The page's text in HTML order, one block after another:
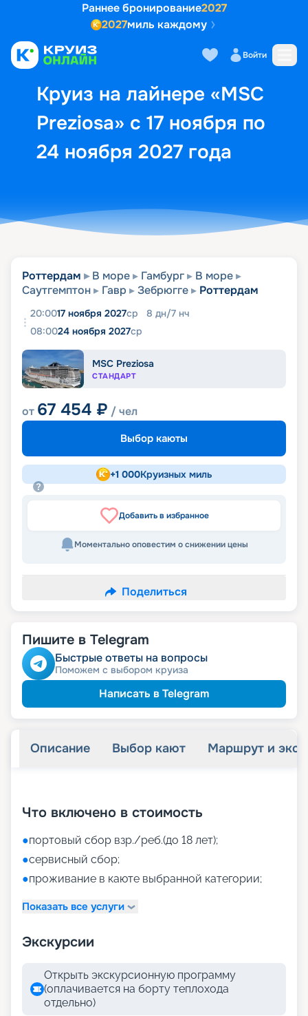
Раннее бронирование2027
2027миль каждому
Войти
Круиз на лайнере «MSC
Preziosa» с 17 ноября по
24 ноября 2027 года
Выбор кают Маршрут и
Роттердам В море Гамбург
В море
Саутгемптон
Гавр Зебрюгге Роттердам
20:0017 ноября 2027ср 8 дн/7 нч
08:0024 ноября 2027ср
MSC Preziosa
СТАНДАРТ
от 67 454 ₽ / чел
Выбор каюты
+1 000Круизных миль
Добавить в избранное
Моментально оповестим о снижении цены
Поделиться
Пишите в Telegram
Быстрые ответы на вопросы
Поможем с выбором круиза
Написать в Telegram
Описание Выбор кают Маршрут и
Что включено в стоимость
●портовый сбор взр./реб.(до 18 лет);
●сервисный сбор;
●проживание в каюте выбранной категории;
Показать все услуги
Экскурсии
Открыть экскурсионную программу
(оплачивается на борту теплохода
отдельно)